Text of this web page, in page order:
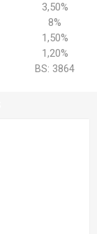
3,50%
8%
1,50%
1,20%
BS: 3864